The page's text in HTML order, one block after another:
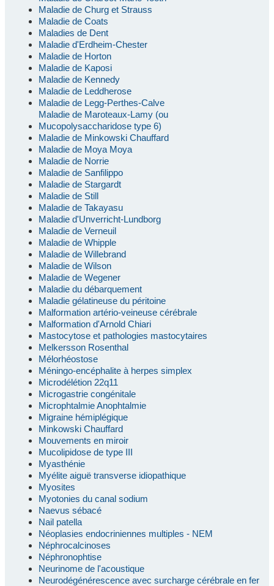
Maladie de Churg et Strauss
Maladie de Coats
Maladies de Dent
Maladie d'Erdheim-Chester
Maladie de Horton
Maladie de Kaposi
Maladie de Kennedy
Maladie de Leddherose
Maladie de Legg-Perthes-Calve
Maladie de Maroteaux-Lamy (ou
Mucopolysaccharidose type 6)
Maladie de Minkowski Chauffard
Maladie de Moya Moya
Maladie de Norrie
Maladie de Sanfilippo
Maladie de Stargardt
Maladie de Still
Maladie de Takayasu
Maladie d'Unverricht-Lundborg
Maladie de Verneuil
Maladie de Whipple
Maladie de Willebrand
Maladie de Wilson
Maladie de Wegener
Maladie du débarquement
Maladie gélatineuse du péritoine
Malformation artério-veineuse cérébrale
Malformation d'Arnold Chiari
Mastocytose et pathologies mastocytaires
Melkersson Rosenthal
Mélorhéostose
Méningo-encéphalite à herpes simplex
Microdélétion 22q11
Microgastrie congénitale
Microphtalmie Anophtalmie
Migraine hémiplégique
Minkowski Chauffard
Mouvements en miroir
Mucolipidose de type III
Myasthénie
Myélite aiguë transverse idiopathique
Myosites
Myotonies du canal sodium
Naevus sébacé
Nail patella
Néoplasies endocriniennes multiples - NEM
Néphrocalcinoses
Néphronophtise
Neurinome de l'acoustique
Neurodégénérescence avec surcharge cérébrale en fer